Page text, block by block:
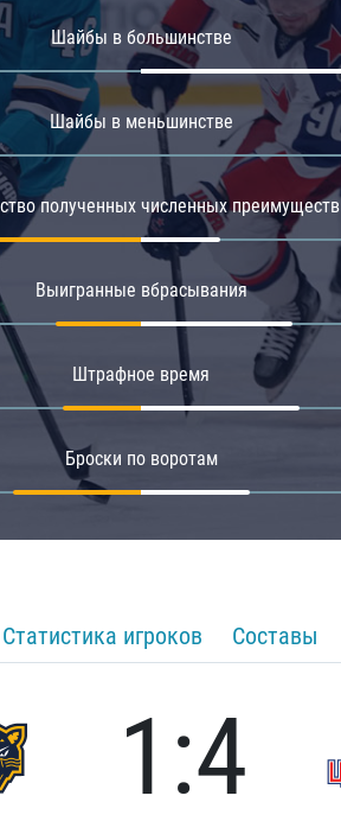
Салават Юлаев
Шайбы в большинстве
Шайбы в меньшинстве
полученных численных преимуществ
Выигранные вбрасывания
Штрафное время
Броски по воротам
Статистика игроков Составы
1:4